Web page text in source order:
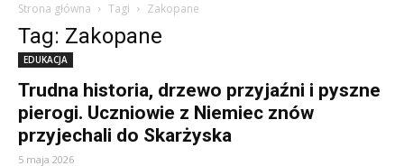
Strona główna Tagi Zakopane
Tag: Zakopane
EDUKACJA
Trudna historia, drzewo przyjaźni i pyszne
pierogi. Uczniowie z Niemiec znów
przyjechali do Skarżyska
5 maja 2026